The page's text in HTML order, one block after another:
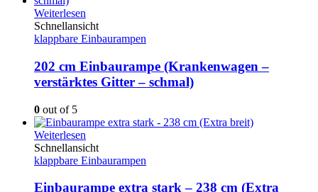
Weiterlesen
Schnellansicht
klappbare Einbaurampen
202 cm Einbaurampe (Krankenwagen –
verstärktes Gitter – schmal)
0 out of 5
Weiterlesen
Schnellansicht
klappbare Einbaurampen
Einbaurampe extra stark – 238 cm (Extra